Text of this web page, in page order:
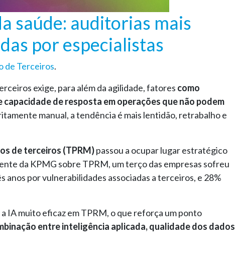
saúde: auditorias mais
por especialistas
de Terceiros.
exige, para além da agilidade, fatores como
de resposta em operações que não podem
manual, a tendência é mais lentidão, retrabalho e
de terceiros (TPRM)passou a ocupar lugar estratégico
da KPMG sobre TPRM, um terço das empresas sofreu
por vulnerabilidades associadas a terceiros, e 28%
IA muito eficaz em TPRM, o que reforça um ponto
entre inteligência aplicada, qualidade dos dados